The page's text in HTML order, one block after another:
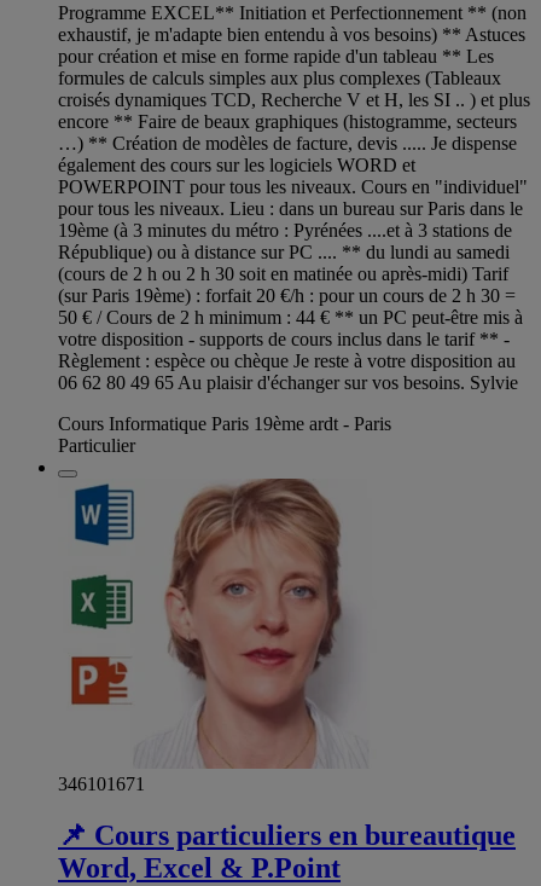
Programme EXCEL** Initiation et Perfectionnement ** (non
exhaustif, je m'adapte bien entendu à vos besoins) ** Astuces
pour création et mise en forme rapide d'un tableau ** Les
formules de calculs simples aux plus complexes (Tableaux
croisés dynamiques TCD, Recherche V et H, les SI .. ) et plus
encore ** Faire de beaux graphiques (histogramme, secteurs
…) ** Création de modèles de facture, devis ..... Je dispense
également des cours sur les logiciels WORD et
POWERPOINT pour tous les niveaux. Cours en "individuel"
pour tous les niveaux. Lieu : dans un bureau sur Paris dans le
19ème (à 3 minutes du métro : Pyrénées ....et à 3 stations de
République) ou à distance sur PC .... ** du lundi au samedi
(cours de 2 h ou 2 h 30 soit en matinée ou après-midi) Tarif
(sur Paris 19ème) : forfait 20 €/h : pour un cours de 2 h 30 =
50 € / Cours de 2 h minimum : 44 € ** un PC peut-être mis à
votre disposition - supports de cours inclus dans le tarif ** -
Règlement : espèce ou chèque Je reste à votre disposition au
06 62 80 49 65 Au plaisir d'échanger sur vos besoins. Sylvie
Cours Informatique Paris 19ème ardt - Paris
Particulier
346101671
📌 Cours particuliers en bureautique
Word, Excel & P.Point